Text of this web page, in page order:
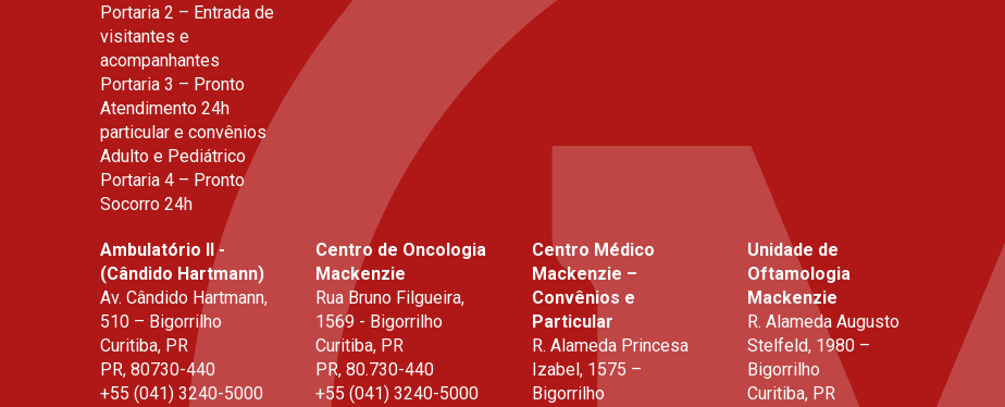
Portaria 2 – Entrada de
visitantes e
acompanhantes
Portaria 3 – Pronto
Atendimento 24h
particular e convênios
Adulto e Pediátrico
Portaria 4 – Pronto
Socorro 24h
Ambulatório II -
(Cândido Hartmann)
Av. Cândido Hartmann,
510 – Bigorrilho
Curitiba, PR
PR, 80730-440
+55 (041) 3240-5000
Centro de Oncologia
Mackenzie
Rua Bruno Filgueira,
1569 - Bigorrilho
Curitiba, PR
PR,80.730-440
+55 (041) 3240-5000
Centro Médico
Mackenzie –
Convênios e
Particular
R. Alameda Princesa
Izabel, 1575 –
Bigorrilho
Unidade de
Oftamologia
Mackenzie
R. Alameda Augusto
Stelfeld, 1980 –
Bigorrilho
Curitiba, PR